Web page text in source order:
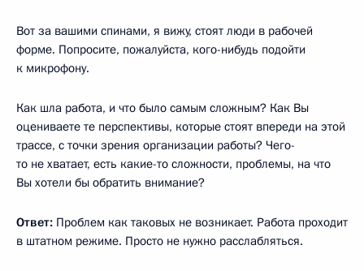
Вот за вашими спинами, я вижу, стоят люди в рабочей
форме. Попросите, пожалуйста, кого-нибудь подойти
к микрофону.
Как шла работа, и что было самым сложным? Как Вы
оцениваете те перспективы, которые стоят впереди на этой
трассе, с точки зрения организации работы? Чего-
то не хватает, есть какие-то сложности, проблемы, на что
Вы хотели бы обратить внимание?
Ответ: Проблем как таковых не возникает. Работа проходит
в штатном режиме. Просто не нужно расслабляться.